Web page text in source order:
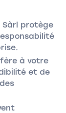
Sàrl protège
à votre
et de